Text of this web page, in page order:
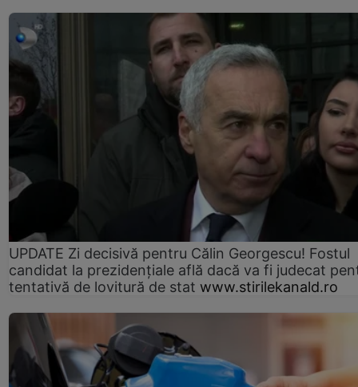
UPDATE Zi decisivă pentru Călin Georgescu! Fostul
candidat la prezidențiale află dacă va fi judecat
tentativă de lovitură de stat www.stirilekanald.ro